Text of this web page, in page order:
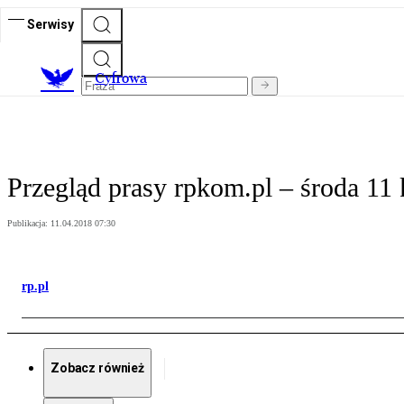
Serwisy
Cyfrowa
Przegląd prasy rpkom.pl – środa 11
Publikacja: 11.04.2018 07:30
rp.pl
Zobacz również